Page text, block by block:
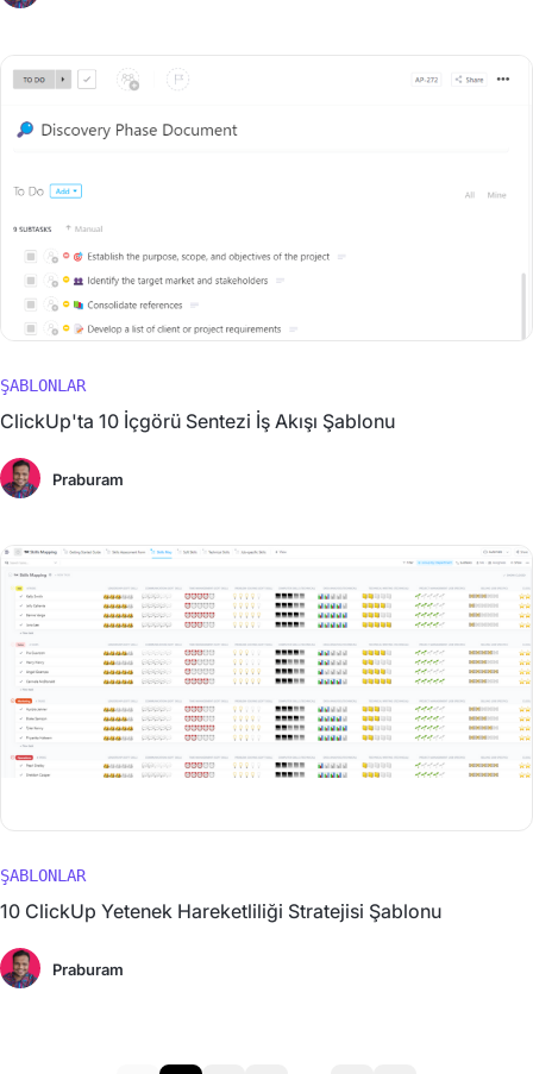
ŞABLONLAR
ClickUp'ta 10 İçgörü Sentezi İş Akışı Şablonu
Praburam
ŞABLONLAR
10 ClickUp Yetenek Hareketliliği Stratejisi Şablonu
Praburam